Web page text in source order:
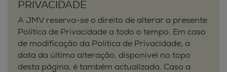
PRIVACIDADE
A JMV reserva-se o direito de alterar a presente
Política de Privacidade a todo o tempo. Em caso
de modificação da Política de Privacidade, a
data da última alteração, disponível no topo
desta página, é também actualizada. Caso a